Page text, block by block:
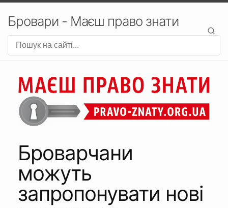
Бровари - Маєш право знати
Броварчани
можуть
запропонувати нові